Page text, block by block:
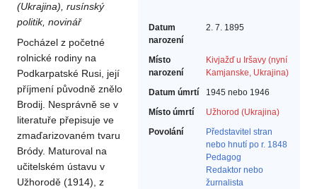
Datum
narození
2. 7. 1895
Místo
narození
Kivjažď u Iršavy (nyní
Kamjanske, Ukrajina)
Datum úmrtí
1945 nebo 1946
Místo úmrtí
Užhorod (Ukrajina)
Povolání
Představitel stran
nebo hnutí po r. 1848‎
Pedagog‎
Redaktor nebo
žurnalista‎
(Ukrajina), rusínský
politik, novinář
Pocházel z početné
rolnické rodiny na
Podkarpatské Rusi, její
příjmení původně znělo
Brodij. Nesprávně se v
literatuře přepisuje ve
zmaďarizovaném tvaru
Bródy. Maturoval na
učitelském ústavu v
Užhorodě (1914), z